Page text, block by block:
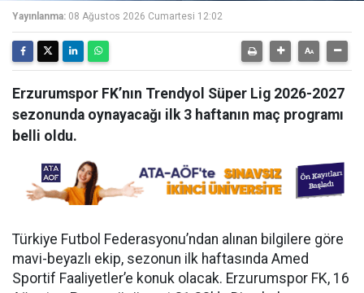
Yayınlanma: 08 Ağustos 2026 Cumartesi 12:02
Erzurumspor FK’nın Trendyol Süper Lig 2026-2027
sezonunda oynayacağı ilk 3 haftanın maç programı
belli oldu.
Türkiye Futbol Federasyonu’ndan alınan bilgilere göre
mavi-beyazlı ekip, sezonun ilk haftasında Amed
Sportif Faaliyetler’e konuk olacak. Erzurumspor FK, 16